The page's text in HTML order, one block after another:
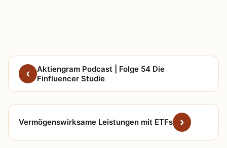
Aktiengram Podcast | Folge 54 Die
Finfluencer Studie
Vermögenswirksame Leistungen mit ETFs